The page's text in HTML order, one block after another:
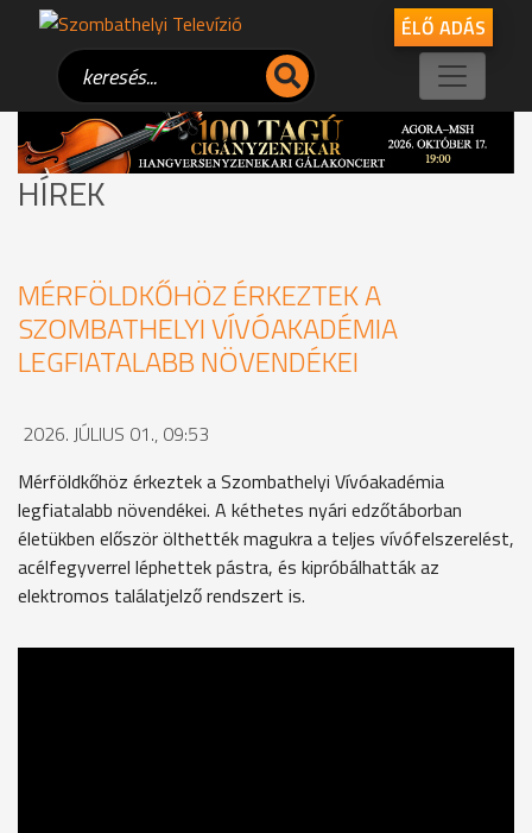
ÉLŐ ADÁS
HÍREK
MÉRFÖLDKŐHÖZ ÉRKEZTEK A
SZOMBATHELYI VÍVÓAKADÉMIA
LEGFIATALABB NÖVENDÉKEI
2026. JÚLIUS 01., 09:53
Mérföldkőhöz érkeztek a Szombathelyi Vívóakadémia
legfiatalabb növendékei. A kéthetes nyári edzőtáborban
életükben először ölthették magukra a teljes vívófelszerelést,
acélfegyverrel léphettek pástra, és kipróbálhatták az
elektromos találatjelző rendszert is.